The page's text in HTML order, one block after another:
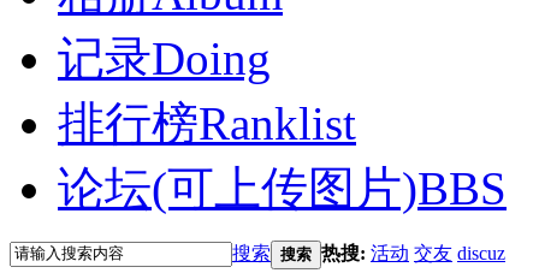
记录Doing
排行榜Ranklist
论坛(可上传图片)BBS
搜索 搜索 热搜: 活动 交友 discuz